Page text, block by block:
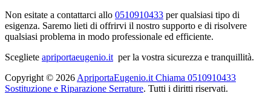
Non esitate a contattarci allo 0510910433 per qualsiasi tipo di
esigenza. Saremo lieti di offrirvi il nostro supporto e di risolvere
qualsiasi problema in modo professionale ed efficiente.
Scegliete apriportaeugenio.it per la vostra sicurezza e tranquillità.
Copyright © 2026 ApriportaEugenio.it Chiama 0510910433
Sostituzione e Riparazione Serrature. Tutti i diritti riservati.